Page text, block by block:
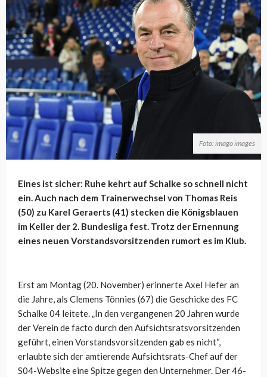
Foto: imago images
Eines ist sicher: Ruhe kehrt auf Schalke so schnell nicht
ein. Auch nach dem Trainerwechsel von Thomas Reis
(50) zu Karel Geraerts (41) stecken die Königsblauen
im Keller der 2. Bundesliga fest. Trotz der Ernennung
eines neuen Vorstandsvorsitzenden rumort es im Klub.
Erst am Montag (20. November) erinnerte Axel Hefer an
die Jahre, als Clemens Tönnies (67) die Geschicke des FC
Schalke 04 leitete. „In den vergangenen 20 Jahren wurde
der Verein de facto durch den Aufsichtsratsvorsitzenden
geführt, einen Vorstandsvorsitzenden gab es nicht“,
erlaubte sich der amtierende Aufsichtsrats-Chef auf der
S04-Website eine Spitze gegen den Unternehmer. Der 46-